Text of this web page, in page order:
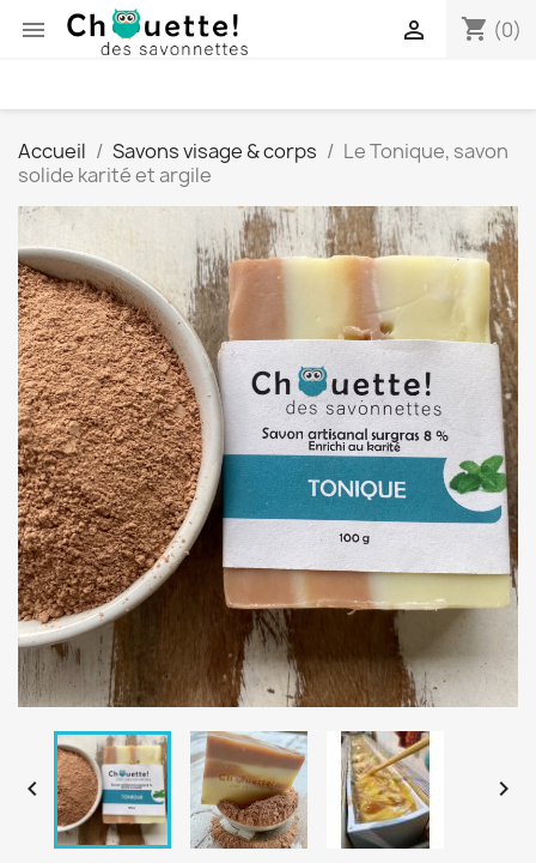
 shopping_cart (0)

Accueil Savons visage & corps
Le Tonique, savon
solide karité et argile
 